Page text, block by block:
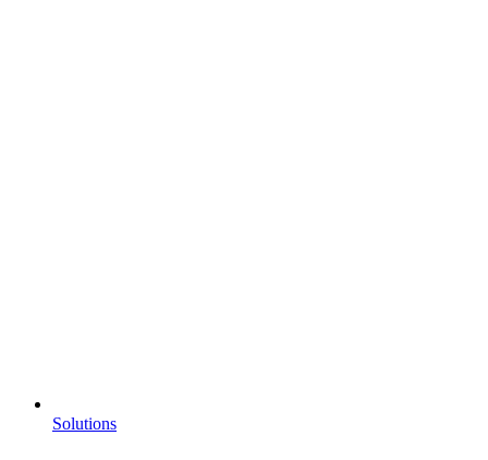
Solutions